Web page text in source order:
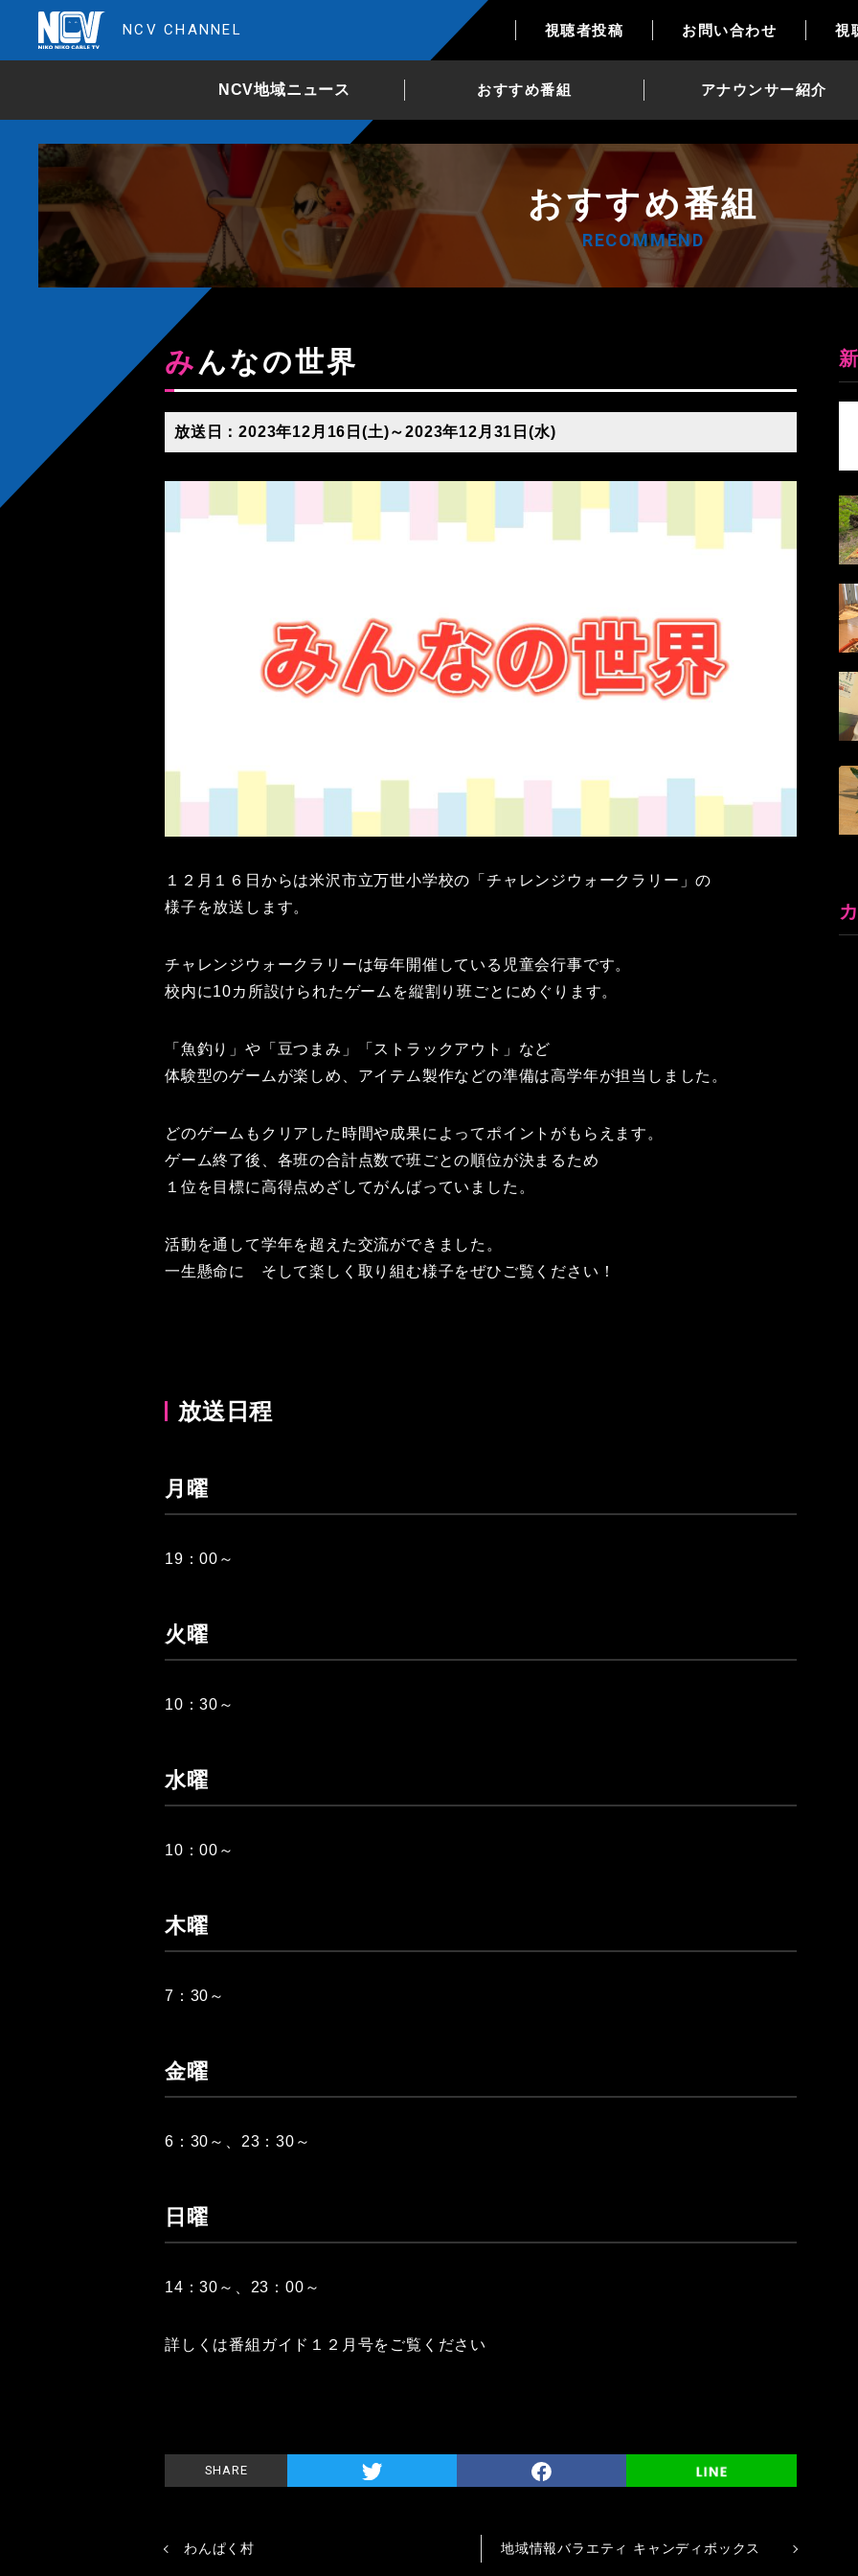
NCV CHANNEL 視聴者投稿 お問い合わせ 視
NCV地域ニュース おすすめ番組 アナウンサー紹介
おすすめ番組
RECOMMEND
みんなの世界
放送日：2023年12月16日(土)～2023年12月31日(水)
１２月１６日からは米沢市立万世小学校の「チャレンジウォークラリー」の
様子を放送します。
チャレンジウォークラリーは毎年開催している児童会行事です。
校内に10カ所設けられたゲームを縦割り班ごとにめぐります。
「魚釣り」や「豆つまみ」「ストラックアウト」など
体験型のゲームが楽しめ、アイテム製作などの準備は高学年が担当しました。
どのゲームもクリアした時間や成果によってポイントがもらえます。
ゲーム終了後、各班の合計点数で班ごとの順位が決まるため
１位を目標に高得点めざしてがんばっていました。
活動を通して学年を超えた交流ができました。
一生懸命に そして楽しく取り組む様子をぜひご覧ください！
放送日程
月曜
19：00～
火曜
10：30～
水曜
10：00～
木曜
7：30～
金曜
6：30～、23：30～
日曜
14：30～、23：00～
詳しくは番組ガイド１２月号をご覧ください
SHARE
わんぱく村 地域情報バラエティ キャンディボックス